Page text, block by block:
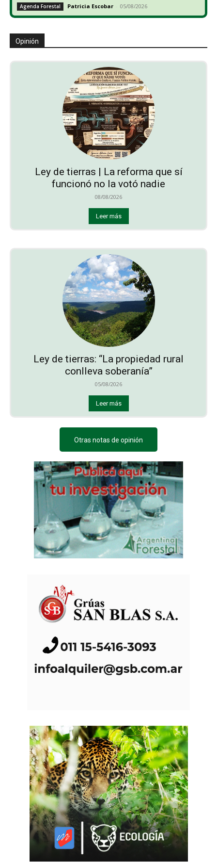
Agenda Forestal Patricia Escobar - 05/08/2026
Opinión
Ley de tierras | La reforma que sí
funcionó no la votó nadie
08/08/2026
Leer más
Ley de tierras: “La propiedad rural
conlleva soberanía”
05/08/2026
Leer más
Otras notas de opinión